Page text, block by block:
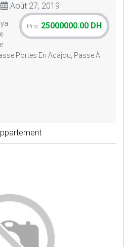
Août 27, 2019
Prix: 25000000.00 DH
Portes En Acajou, Passe À